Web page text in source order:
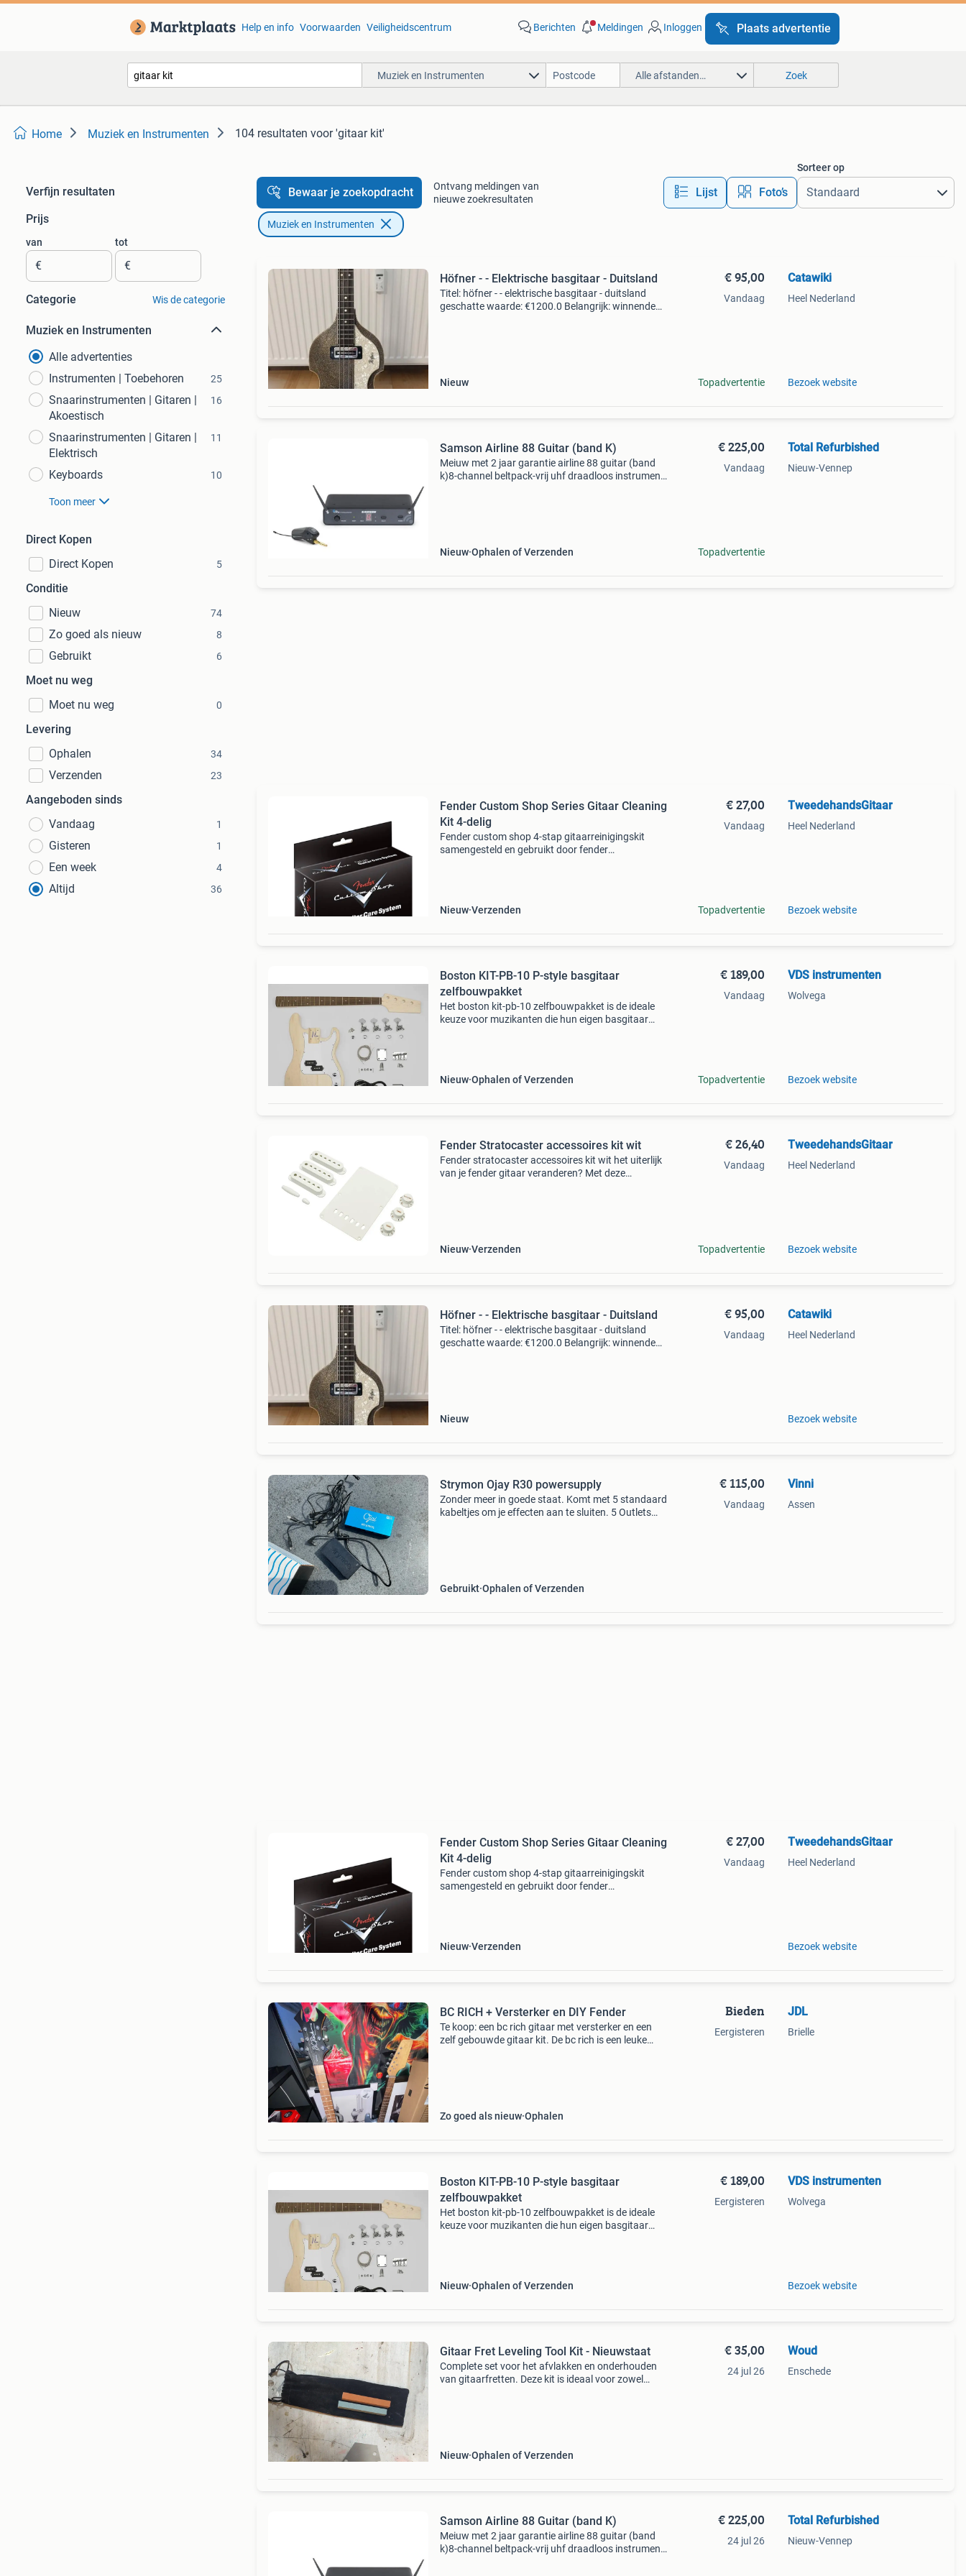
Help en info Voorwaarden Veiligheidscentrum Berichten Meldingen Inloggen Plaats advertentie
Muziek en Instrumenten Alle afstanden… Zoek
Home Muziek en Instrumenten 104 resultaten voor 'gitaar kit'
Verfijn resultaten
Prijs
van
€
tot
€
Categorie Wis de categorie
Muziek en Instrumenten
Alle advertenties
Instrumenten | Toebehoren
25
Snaarinstrumenten | Gitaren |
Akoestisch
16
Snaarinstrumenten | Gitaren |
Elektrisch
11
Keyboards 10
Toon meer
Direct Kopen
Direct Kopen
5
Conditie
Nieuw
74
Zo goed als nieuw 8
Gebruikt 6
Moet nu weg
Moet nu weg
0
Levering
Ophalen
34
Verzenden 23
Aangeboden sinds
Vandaag
1
Gisteren 1
Een week 4
Altijd 36
Bewaar je zoekopdracht
Ontvang meldingen van
nieuwe zoekresultaten
Lijst Foto’s
Sorteer op
Muziek en Instrumenten
Höfner - - Elektrische basgitaar - Duitsland
Titel: höfner - - elektrische basgitaar - duitsland
geschatte waarde: €1200.0 Belangrijk: winnende
Nieuw
€ 95,00
Vandaag
Topadvertentie
Catawiki
Heel Nederland
Bezoek website
Samson Airline 88 Guitar (band K)
Meiuw met 2 jaar garantie airline 88 guitar (band
k)8-channel beltpack-vrij uhf draadloos instrument
Nieuw Ophalen of Verzenden
€ 225,00
Vandaag
Topadvertentie
Total Refurbished
Nieuw-Vennep
Fender Custom Shop Series Gitaar Cleaning
Kit 4-delig
Fender custom shop 4-stap gitaarreinigingskit
samengesteld en gebruikt door fender
Nieuw Verzenden
€ 27,00
Vandaag
Topadvertentie
TweedehandsGitaar
Heel Nederland
Bezoek website
Boston KIT-PB-10 P-style basgitaar
zelfbouwpakket
Het boston kit-pb-10 zelfbouwpakket is de ideale
keuze voor muzikanten die hun eigen basgitaar
Nieuw Ophalen of Verzenden
€ 189,00
Vandaag
Topadvertentie
VDS instrumenten
Wolvega
Bezoek website
Fender Stratocaster accessoires kit wit
Fender stratocaster accessoires kit wit het uiterlijk
van je fender gitaar veranderen? Met deze
Nieuw Verzenden
€ 26,40
Vandaag
Topadvertentie
TweedehandsGitaar
Heel Nederland
Bezoek website
Höfner - - Elektrische basgitaar - Duitsland
Titel: höfner - - elektrische basgitaar - duitsland
geschatte waarde: €1200.0 Belangrijk: winnende
Nieuw
€ 95,00
Vandaag
Catawiki
Heel Nederland
Bezoek website
Strymon Ojay R30 powersupply
Zonder meer in goede staat. Komt met 5 standaard
kabeltjes om je effecten aan te sluiten. 5 Outlets
Gebruikt Ophalen of Verzenden
€ 115,00
Vandaag
Vinni
Assen
Fender Custom Shop Series Gitaar Cleaning
Kit 4-delig
Fender custom shop 4-stap gitaarreinigingskit
samengesteld en gebruikt door fender
Nieuw Verzenden
€ 27,00
Vandaag
TweedehandsGitaar
Heel Nederland
Bezoek website
BC RICH + Versterker en DIY Fender
Te koop: een bc rich gitaar met versterker en een
zelf gebouwde gitaar kit. De bc rich is een leuke
Zo goed als nieuw Ophalen
Bieden
Eergisteren
JDL
Brielle
Boston KIT-PB-10 P-style basgitaar
zelfbouwpakket
Het boston kit-pb-10 zelfbouwpakket is de ideale
keuze voor muzikanten die hun eigen basgitaar
Nieuw Ophalen of Verzenden
€ 189,00
Eergisteren
VDS instrumenten
Wolvega
Bezoek website
Gitaar Fret Leveling Tool Kit - Nieuwstaat
Complete set voor het afvlakken en onderhouden
van gitaarfretten. Deze kit is ideaal voor zowel
Nieuw Ophalen of Verzenden
€ 35,00
24 jul 26
Woud
Enschede
Samson Airline 88 Guitar (band K)
Meiuw met 2 jaar garantie airline 88 guitar (band
k)8-channel beltpack-vrij uhf draadloos instrument
€ 225,00
24 jul 26
Total Refurbished
Nieuw-Vennep